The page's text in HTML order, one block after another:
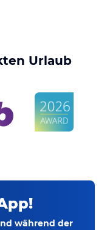
Urlaub
während der